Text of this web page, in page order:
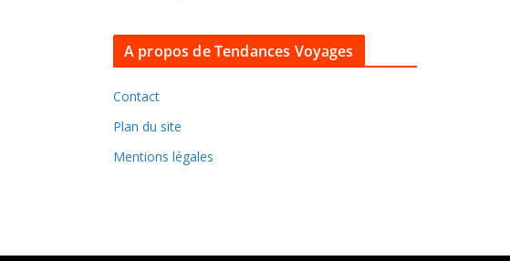
i
s
A propos de Tendances Voyages
Contact
Plan du site
Mentions légales